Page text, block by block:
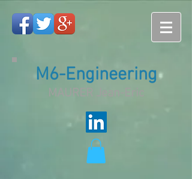
M6-Engineering
MAURER Jean-Eric